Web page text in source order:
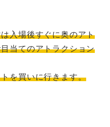
入場後すぐに奥のアト
当てのアトラクション
を買いに行きます。